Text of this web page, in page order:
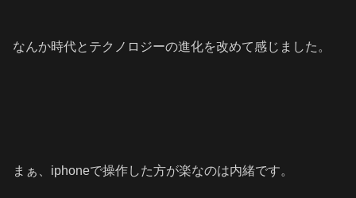
なんか時代とテクノロジーの進化を改めて感じました。
まぁ、iphoneで操作した方が楽なのは内緒です。